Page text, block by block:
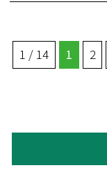
1 / 14 1 2